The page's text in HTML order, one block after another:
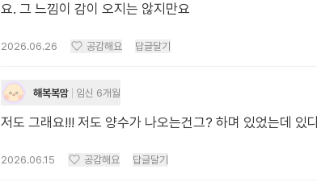
요. 그 느낌이 감이 오지는 않지만요
2026.06.26 공감해요 답글달기
해복복맘 임신 6개월
저도 그래요!!! 저도 양수가 나오는건그? 하며 있었는데 있
2026.06.15 공감해요 답글달기